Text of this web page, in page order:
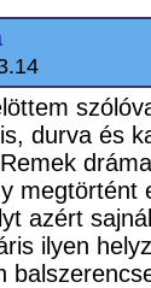
durva és
megtörtént
azért
ilyen